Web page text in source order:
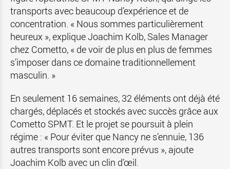
transports avec beaucoup d’expérience et de
concentration. « Nous sommes particulièrement
heureux », explique Joachim Kolb, Sales Manager
chez Cometto, « de voir de plus en plus de femmes
s’imposer dans ce domaine traditionnellement
masculin. »
En seulement 16 semaines, 32 éléments ont déjà été
chargés, déplacés et stockés avec succès grâce aux
Cometto SPMT. Et le projet se poursuit à plein
régime : « Pour éviter que Nancy ne s’ennuie, 136
autres transports sont encore prévus », ajoute
Joachim Kolb avec un clin d’œil.